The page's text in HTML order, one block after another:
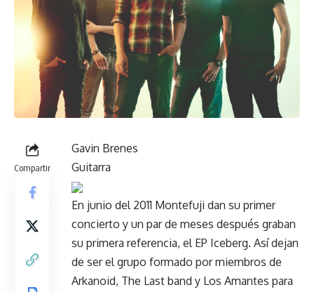
Compartir
Gavin Brenes
Guitarra
En junio del 2011 Montefuji dan su primer
concierto y un par de meses después graban
su primera referencia, el EP Iceberg. Así dejan
de ser el grupo formado por miembros de
Arkanoid, The Last band y Los Amantes para